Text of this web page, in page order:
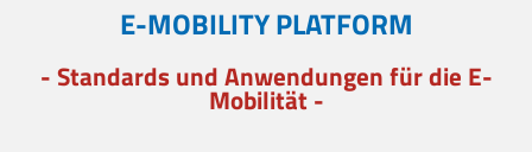
E-MOBILITY PLATFORM
- Standards und Anwendungen für die E-
Mobilität -